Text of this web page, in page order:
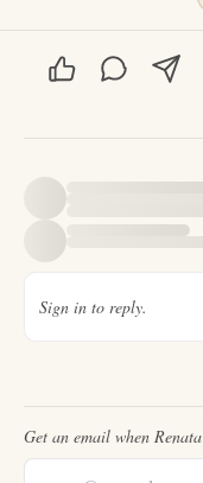
Sign in to reply.
Get an email when Renata